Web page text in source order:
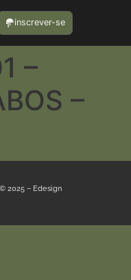
inscrever-se
–
–
2025 – Edesign